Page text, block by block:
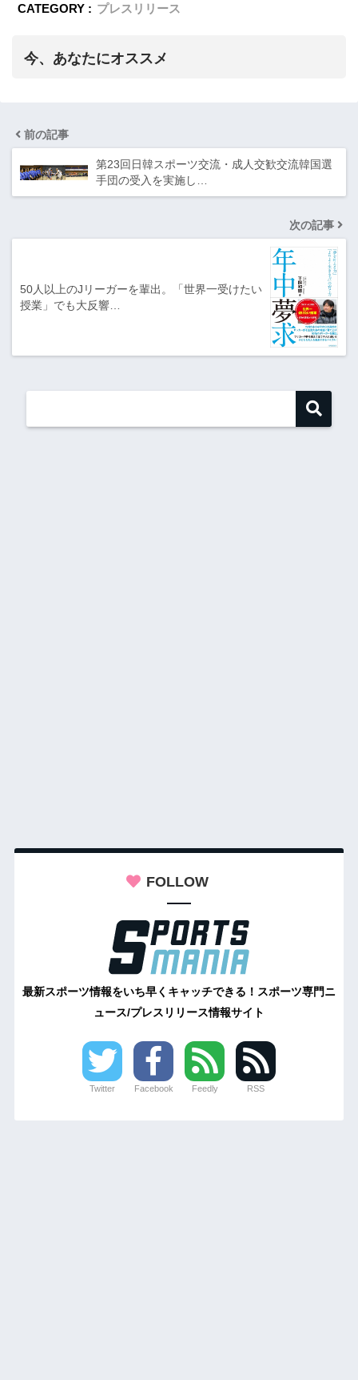
CATEGORY : プレスリリース
今、あなたにオススメ
前の記事
第23回日韓スポーツ交流・成人交歓交流韓国選
手団の受入を実施し…
次の記事
50人以上のJリーガーを輩出。「世界一受けたい
授業」でも大反響…
FOLLOW
最新スポーツ情報をいち早くキャッチできる！スポーツ専門ニ
ュース/プレスリリース情報サイト
Twitter Facebook Feedly RSS